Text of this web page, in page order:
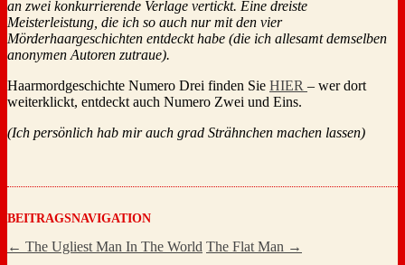
an zwei konkurrierende Verlage vertickt. Eine dreiste
Meisterleistung, die ich so auch nur mit den vier
Mörderhaargeschichten entdeckt habe (die ich allesamt demselben
anonymen Autoren zutraue).
Haarmordgeschichte Numero Drei finden Sie HIER – wer dort
weiterklickt, entdeckt auch Numero Zwei und Eins.
(Ich persönlich hab mir auch grad Strähnchen machen lassen)
BEITRAGSNAVIGATION
← The Ugliest Man In The World The Flat Man →